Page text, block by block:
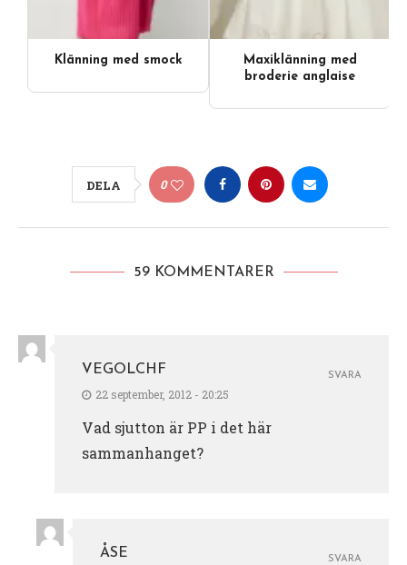
Klänning med smock
Maxiklänning med
broderie anglaise
DELA 0
59 KOMMENTARER
VEGOLCHF
22 september, 2012 - 20:25
Vad sjutton är PP i det här
sammanhanget?
SVARA
ÅSE
SVARA